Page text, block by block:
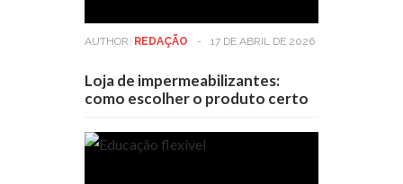
AUTHOR: REDAÇÃO - 17 DE ABRIL DE 2026
Loja de impermeabilizantes:
como escolher o produto certo